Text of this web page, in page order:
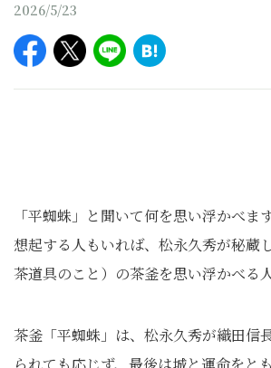
2026/5/23
「平蜘蛛」と聞いて何を思い浮かべ
想起する人もいれば、松永久秀が秘蔵
茶道具のこと）の茶釜を思い浮かべる
茶釜「平蜘蛛」は、松永久秀が織田信